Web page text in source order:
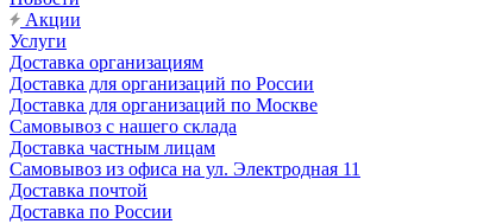
Акции
Услуги
Доставка организациям
Доставка для организаций по России
Доставка для организаций по Москве
Самовывоз с нашего склада
Доставка частным лицам
Самовывоз из офиса на ул. Электродная 11
Доставка почтой
Доставка по России